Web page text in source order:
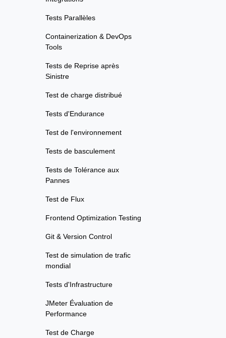
Tests Parallèles
Containerization & DevOps
Tools
Tests de Reprise après
Sinistre
Test de charge distribué
Tests d'Endurance
Test de l'environnement
Tests de basculement
Tests de Tolérance aux
Pannes
Test de Flux
Frontend Optimization Testing
Git & Version Control
Test de simulation de trafic
mondial
Tests d'Infrastructure
JMeter Évaluation de
Performance
Test de Charge